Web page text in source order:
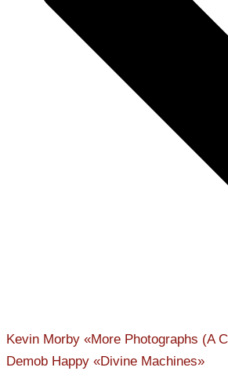
Kevin Morby «More Photographs (A
Demob Happy «Divine Machines»